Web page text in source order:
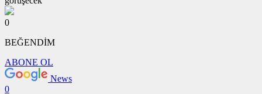
0
BEĞENDİM
ABONE OL
News
0